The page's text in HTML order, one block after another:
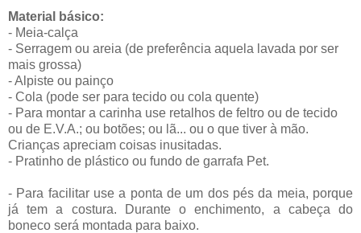
Material básico:
- Meia-calça
- Serragem ou areia (de preferência aquela lavada por ser
mais grossa)
- Alpiste ou painço
- Cola (pode ser para tecido ou cola quente)
- Para montar a carinha use retalhos de feltro ou de tecido
ou de E.V.A.; ou botões; ou lã... ou o que tiver à mão.
Crianças apreciam coisas inusitadas.
- Pratinho de plástico ou fundo de garrafa Pet.
- Para facilitar use a ponta de um dos pés da meia, porque
já tem a costura. Durante o enchimento, a cabeça do
boneco será montada para baixo.